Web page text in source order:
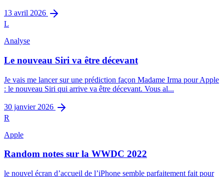
13 avril 2026
L
Analyse
Le nouveau Siri va être décevant
Je vais me lancer sur une prédiction façon Madame Irma pour Apple
: le nouveau Siri qui arrive va être décevant. Vous al...
30 janvier 2026
R
Apple
Random notes sur la WWDC 2022
le nouvel écran d’accueil de l’iPhone semble parfaitement fait pour